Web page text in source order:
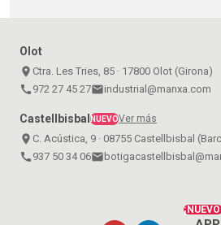
Olot
place Ctra. Les Tries, 85 · 17800 Olot (Girona)
call 972 27 45 27emailindustrial@manxa.com
CastellbisbalNUEVOVer más
place C. Acústica, 9 · 08755 Castellbisbal
call 937 50 34 06email